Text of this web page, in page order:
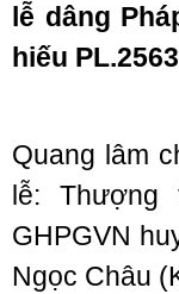
lễ dâng
hiếu
Quang lâm
lễ: Thượng
GHPGVN
Ngọc Châu